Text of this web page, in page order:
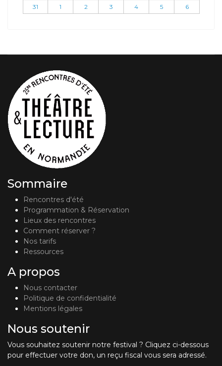
31
1 2 3 4 5 6
Sommaire
Rencontres d'été
Programmation & Réservation
Lieux des rencontres
Comment réserver ?
Nos tarifs
Ressources
A propos
Nous contacter
Politique de confidentialité
Mentions légales
Nous soutenir
Vous souhaitez soutenir notre festival ? Cliquez ci-dessous
pour effectuer votre don, un reçu fiscal vous sera adressé.